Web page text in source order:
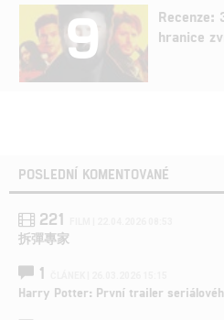
9
Recenze:
hranice
POSLEDNÍ KOMENTOVANÉ
221
拆彈專家
1
Harry Potter: První trailer